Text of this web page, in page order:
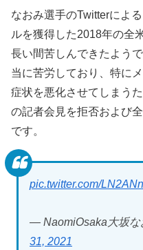
なおみ選手のTwitterによ
ルを獲得した2018年の全
長い間苦しんできたよう
当に苦労しており、特に
症状を悪化させてしまう
の記者会見を拒否および
です。
pic.twitter.com/
— NaomiOsaka大坂な
31, 2021